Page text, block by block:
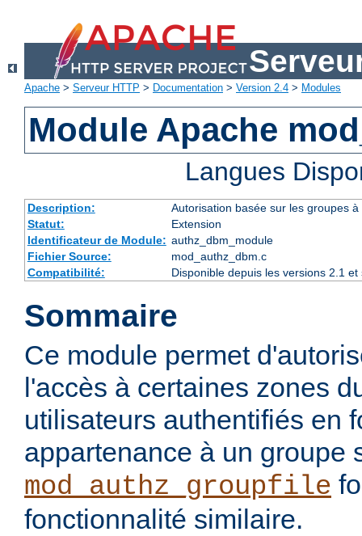
Apache > Serveur HTTP > Documentation > Version 2.4 > Modules
Module Apache
Langues
Description:
Autorisation basée sur les groupes
Statut:
Extension
Identificateur de Module: authz_dbm_module
Fichier Source:
mod_authz_dbm.c
Compatibilité:
Disponible depuis les versions 2.1
Sommaire
Ce module permet
l'accès à certaines zones
utilisateurs authentifiés en
appartenance à un groupe
mod_authz_groupfile
fonctionnalité similaire.